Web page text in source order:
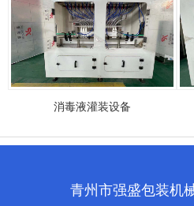
消毒液灌装设备
青州市强盛包装机